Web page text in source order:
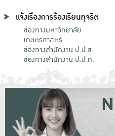
แจ้งเรื่องการร้องเรียนทุจริต
ช่องทางมหาวิทยาลัย
เกษตรศาสตร์
ช่องทางสำนักงาน ป.ป.ช.
ช่องทางสำนักงาน ป.ป.ท.